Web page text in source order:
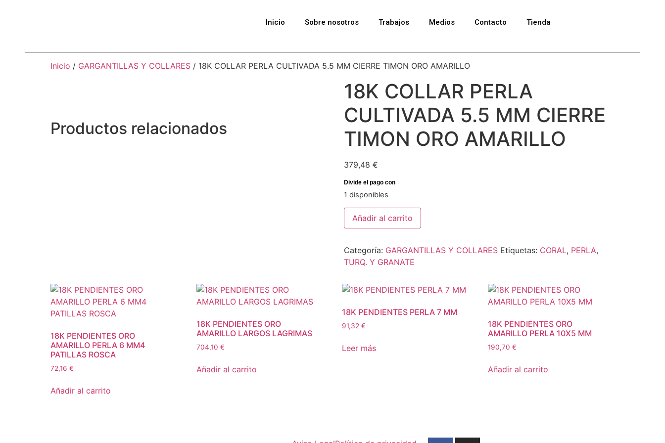
Inicio Sobre nosotros Trabajos Medios Contacto Tienda
Inicio / GARGANTILLAS Y COLLARES / 18K COLLAR PERLA CULTIVADA 5.5 MM CIERRE TIMON ORO AMARILLO
18K COLLAR PERLA
CULTIVADA 5.5 MM CIERRE
TIMON ORO AMARILLO
379,48 €
1 disponibles
Añadir al carrito
Categoría: GARGANTILLAS Y COLLARES Etiquetas: CORAL, PERLA,
TURQ. Y GRANATE
Productos relacionados
18K PENDIENTES ORO
AMARILLO PERLA 6 MM4
PATILLAS ROSCA
72,16 €
Añadir al carrito
18K PENDIENTES ORO
AMARILLO LARGOS LAGRIMAS
704,10 €
Añadir al carrito
18K PENDIENTES PERLA 7 MM
91,32€
Leer más
18K PENDIENTES ORO
AMARILLO PERLA 10X5 MM
190,70€
Añadir al carrito